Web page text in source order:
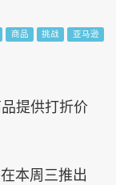
商品 挑战 亚马逊
提供打折价
本周三推出